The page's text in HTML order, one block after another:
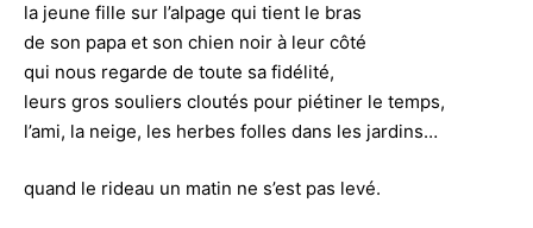
la jeune fille sur l’alpage qui tient le bras
de son papa et son chien noir à leur côté
qui nous regarde de toute sa fidélité,
leurs gros souliers cloutés pour piétiner le temps,
l’ami, la neige, les herbes folles dans les jardins…
quand le rideau un matin ne s’est pas levé.